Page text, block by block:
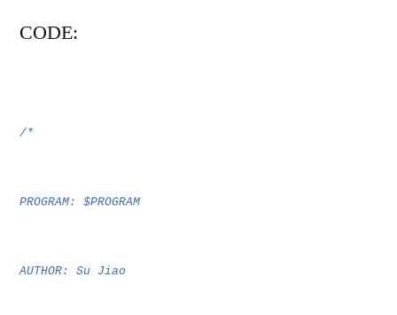
CODE:
/*
PROGRAM: $PROGRAM
AUTHOR: Su Jiao